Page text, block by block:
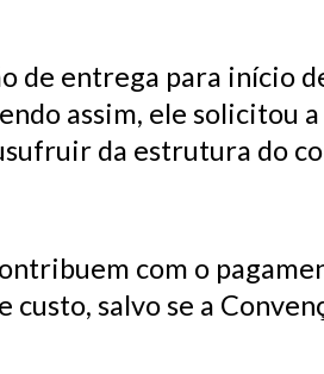
de entrega para início
assim, ele solicitou
da estrutura do
com o
salvo se a